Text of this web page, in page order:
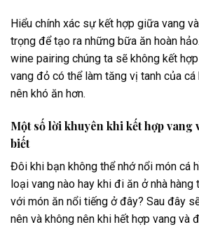
Hiểu chính xác sự kết hợp giữa vang
trọng để tạo ra những bữa ăn hoàn
wine pairing chúng ta sẽ không kết
vang đỏ có thể làm tăng vị tanh của
nên khó ăn hơn.
Một số lời khuyên khi kết hợp vang
Đôi khi bạn không thể nhớ nổi món cá
loại vang nào hay khi đi ăn ở nhà hàng
với món ăn nổi tiếng ở đây? Sau đây
nên và không nên khi hết hợp vang và